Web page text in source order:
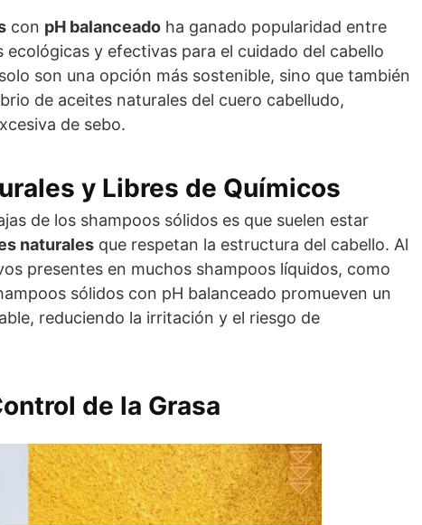
con pH balanceado ha ganado popularidad entre
ecológicas y efectivas para el cuidado del cabello
son una opción más sostenible, sino que también
de aceites naturales del cuero cabelludo,
de sebo.
y Libres de Químicos
de los shampoos sólidos es que suelen estar
naturales que respetan la estructura del cabello. Al
presentes en muchos shampoos líquidos, como
sólidos con pH balanceado promueven un
reduciendo la irritación y el riesgo de
de la Grasa